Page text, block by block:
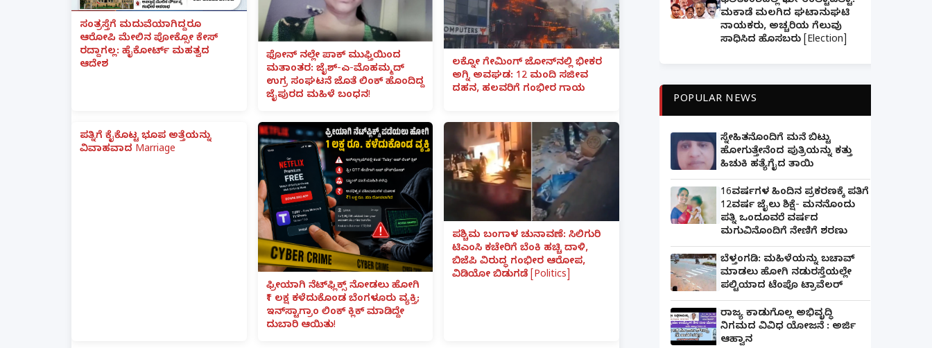
ಸಂತ್ರಸ್ತೆಗೆ ಮದುವೆಯಾಗಿದ್ದರೂ
ಆರೋಪಿ ಮೇಲಿನ ಪೋಕ್ಸೋ ಕೇಸ್
ರದ್ದಾಗಲ್ಲ: ಹೈಕೋರ್ಟ್ ಮಹತ್ವದ
ಆದೇಶ
ಫೋನ್ ನಲ್ಲೇ ಪಾಕ್ ಮುಫ್ತಿಯಿಂದ
ಮತಾಂತರ: ಜೈಶ್-ಎ-ಮೊಹಮ್ಮದ್
ಉಗ್ರ ಸಂಘಟನೆ ಜೊತೆ ಲಿಂಕ್ ಹೊಂದಿದ್ದ
ಜೈಪುರದ ಮಹಿಳೆ ಬಂಧನ!
ಲಕ್ನೋ ಗೇಮಿಂಗ್ ಜೋನ್‌ನಲ್ಲಿ ಭೀಕರ
ಅಗ್ನಿ ಅವಘಡ: 12 ಮಂದಿ ಸಜೀವ
ದಹನ, ಹಲವರಿಗೆ ಗಂಭೀರ ಗಾಯ
ಪತ್ನಿಗೆ ಕೈಕೊಟ್ಟ ಭೂಪ ಅತ್ತೆಯನ್ನು
ವಿವಾಹವಾದ Marriage
ಫ್ರೀಯಾಗಿ ನೆಟ್‌ಫ್ಲಿಕ್ಸ್ ನೋಡಲು ಹೋಗಿ
₹1 ಲಕ್ಷ ಕಳೆದುಕೊಂಡ ಬೆಂಗಳೂರು ವ್ಯಕ್ತಿ;
ಇನ್‌ಸ್ಟಾಗ್ರಾಂ ಲಿಂಕ್ ಕ್ಲಿಕ್ ಮಾಡಿದ್ದೇ
ದುಬಾರಿ ಆಯಿತು!
ಪಶ್ಚಿಮ ಬಂಗಾಳ ಚುನಾವಣೆ: ಸಿಲಿಗುರಿ
ಟಿಎಂಸಿ ಕಚೇರಿಗೆ ಬೆಂಕಿ ಹಚ್ಚಿ ದಾಳಿ,
ಬಿಜೆಪಿ ವಿರುದ್ಧ ಗಂಭೀರ ಆರೋಪ,
ವಿಡಿಯೋ ಬಿಡುಗಡೆ [Politics]
ಮಕಾಡೆ ಮಲಗಿದ ಘಟಾನುಘಟಿ
ನಾಯಕರು, ಅಚ್ಚರಿಯ ಗೆಲುವು
ಸಾಧಿಸಿದ ಹೊಸಬರು [Election]
POPULAR NEWS
ಸ್ನೇಹಿತನೊಂದಿಗೆ ಮನೆ ಬಿಟ್ಟು
ಹೋಗುತ್ತೇನೆಂದ ಪುತ್ರಿಯನ್ನು ಕತ್ತು
ಹಿಚುಕಿ ಹತ್ಯೆಗೈದ ತಾಯಿ
16ವರ್ಷಗಳ ಹಿಂದಿನ ಪ್ರಕರಣಕ್ಕೆ ಪತಿಗೆ
12ವರ್ಷ ಜೈಲು ಶಿಕ್ಷೆ- ಮನನೊಂದು
ಪತ್ನಿ ಒಂದೂವರೆ ವರ್ಷದ
ಮಗುವಿನೊಂದಿಗೆ ನೇಣಿಗೆ ಶರಣು
ಬೆಳ್ತಂಗಡಿ: ಮಹಿಳೆಯನ್ನು ಬಚಾವ್
ಮಾಡಲು ಹೋಗಿ ನಡುರಸ್ತೆಯಲ್ಲೇ
ಪಲ್ಟಿಯಾದ ಟೆಂಪೊ ಟ್ರಾವೆಲರ್
ರಾಜ್ಯ ಕಾಡುಗೊಲ್ಲ ಅಭಿವೃದ್ಧಿ
ನಿಗಮದ ವಿವಿಧ ಯೋಜನೆ : ಅರ್ಜಿ
ಆಹ್ವಾನ